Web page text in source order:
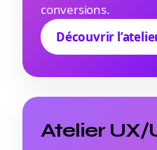
conversions.
Découvrir
Atelier UX/